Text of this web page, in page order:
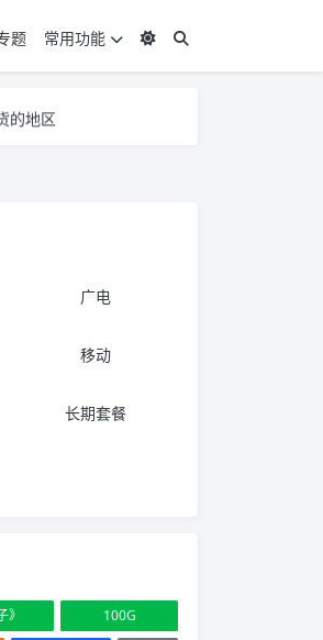
题 常用功能
的地区
的地区
广电
移动
长期套餐
》
100G